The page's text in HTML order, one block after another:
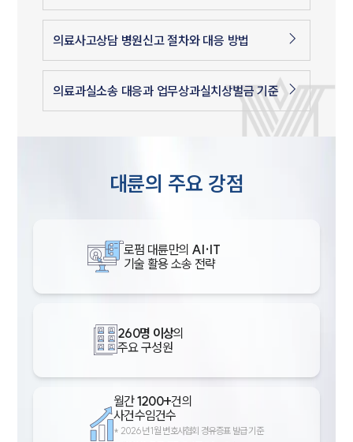
의료사고상담 병원신고 절차와 대응 방법
의료과실소송 대응과 업무상과실치상벌금 기준
대륜의 주요 강점
로펌 대륜만의 AI·IT
기술 활용 소송 전략
260명 이상의
주요 구성원
월간1200+건의
사건수임건수
* 2026년 1월 변호사협회 경유증표 발급 기준